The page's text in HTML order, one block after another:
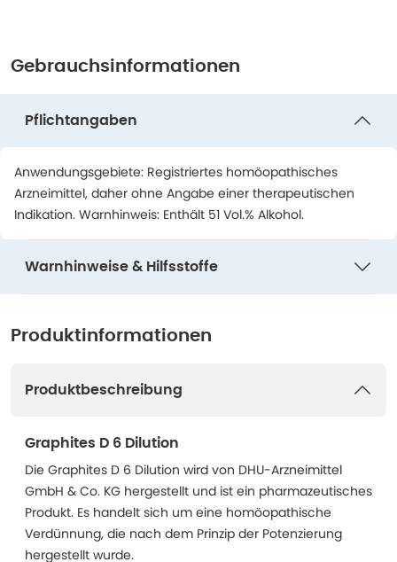
Gebrauchsinformationen
Pflichtangaben
Anwendungsgebiete: Registriertes homöopathisches
Arzneimittel, daher ohne Angabe einer therapeutischen
Indikation. Warnhinweis: Enthält 51 Vol.% Alkohol.
Warnhinweise & Hilfsstoffe
Produktinformationen
Produktbeschreibung
Graphites D 6 Dilution
Die Graphites D 6 Dilution wird von DHU-Arzneimittel
GmbH & Co. KG hergestellt und ist ein pharmazeutisches
Produkt. Es handelt sich um eine homöopathische
Verdünnung, die nach dem Prinzip der Potenzierung
hergestellt wurde.